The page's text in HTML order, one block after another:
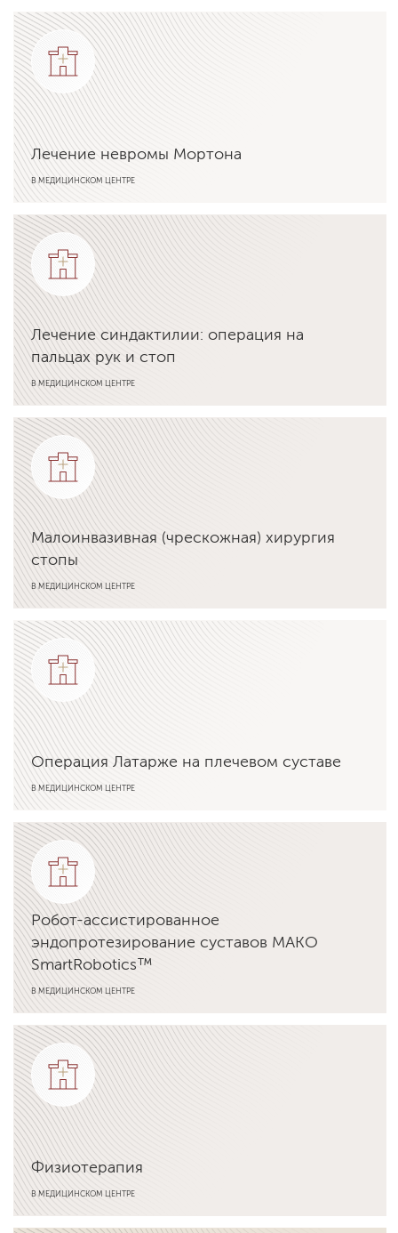
Подробнее об услуге
Лечение невромы Мортона
В МЕДИЦИНСКОМ ЦЕНТРЕ
Подробнее об услуге
Лечение синдактилии: операция на
пальцах рук и стоп
В МЕДИЦИНСКОМ ЦЕНТРЕ
Подробнее об услуге
Малоинвазивная (чрескожная) хирургия
стопы
В МЕДИЦИНСКОМ ЦЕНТРЕ
Подробнее об услуге
Операция Латарже на плечевом суставе
В МЕДИЦИНСКОМ ЦЕНТРЕ
Подробнее об услуге
Робот-ассистированное
эндопротезирование суставов MAKO
SmartRobotics™
В МЕДИЦИНСКОМ ЦЕНТРЕ
Подробнее об услуге
Физиотерапия
В МЕДИЦИНСКОМ ЦЕНТРЕ